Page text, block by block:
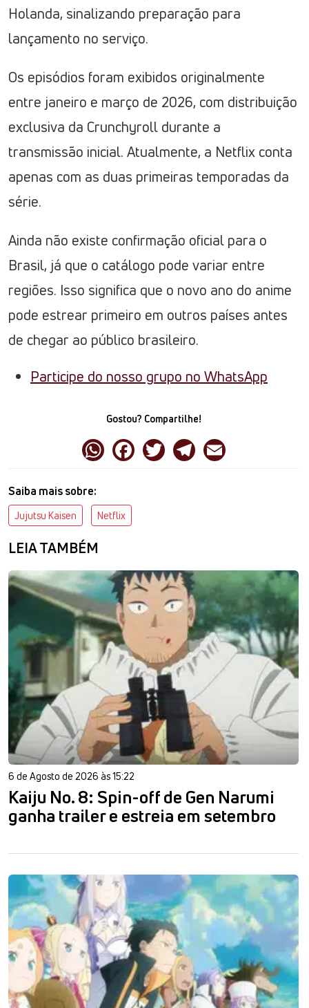
Holanda, sinalizando preparação para
lançamento no serviço.
Os episódios foram exibidos originalmente
entre janeiro e março de 2026, com distribuição
exclusiva da Crunchyroll durante a
transmissão inicial. Atualmente, a Netflix conta
apenas com as duas primeiras temporadas da
série.
Ainda não existe confirmação oficial para o
Brasil, já que o catálogo pode variar entre
regiões. Isso significa que o novo ano do anime
pode estrear primeiro em outros países antes
de chegar ao público brasileiro.
Participe do nosso grupo no WhatsApp
Gostou? Compartilhe!
Saiba mais sobre:
Jujutsu Kaisen Netflix
LEIA TAMBÉM
6 de Agosto de 2026 às 15:22
Kaiju No. 8: Spin-off de Gen Narumi
ganha trailer e estreia em setembro